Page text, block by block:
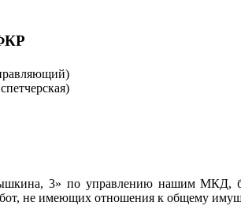
3» по управлению нашим МКД,
не имеющих отношения к общему